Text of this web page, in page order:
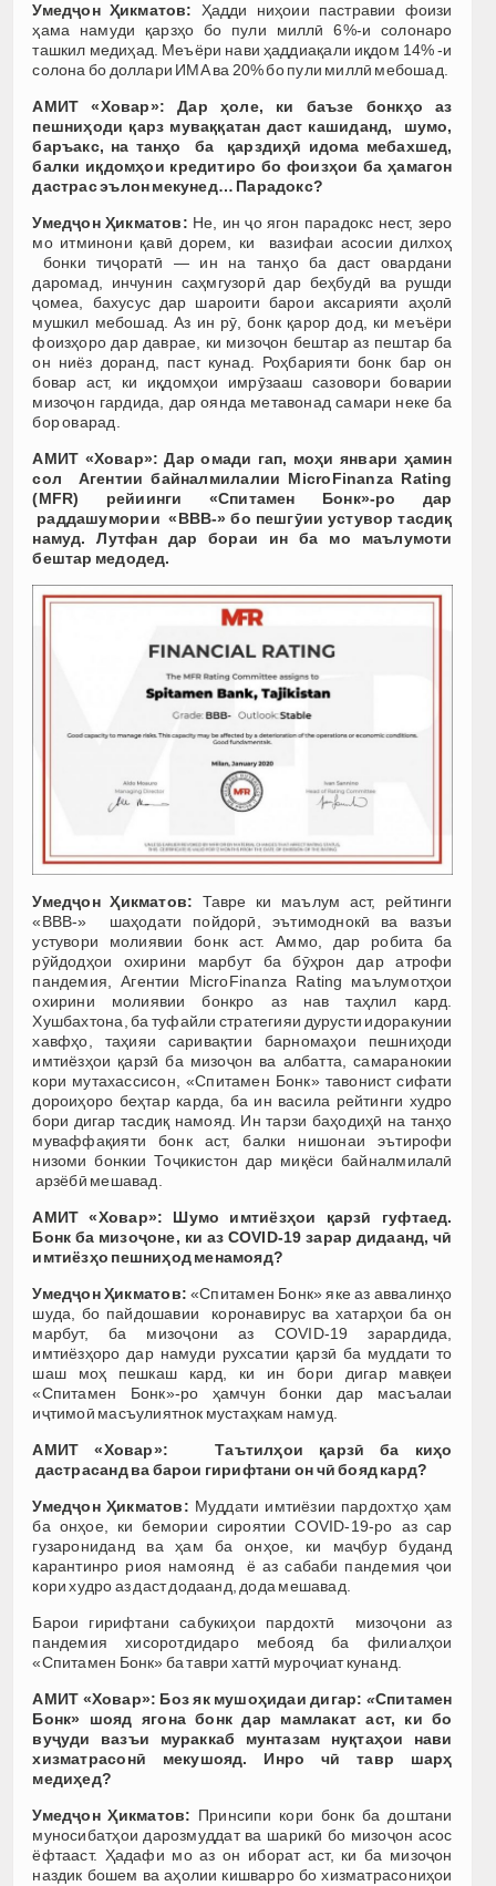
Умедҷон Ҳикматов:
Ҳадди ниҳоии пастравии фоизи
ҳама намуди қарзҳо бо пули миллӣ 6%-и солонаро
ташкил медиҳад. Меъёри нави ҳаддиақали иқдом 14% -и
солона бо доллари ИМА ва 20% бо пули миллӣ мебошад.
АМИТ «Ховар»: Дар ҳоле, ки баъзе бонкҳо аз
пешниҳоди қарз муваққатан даст кашиданд, шумо,
баръакс, на танҳо ба қарздиҳӣ идома мебахшед,
балки иқдомҳои кредитиро бо фоизҳои ба ҳамагон
дастрас эълон мекунед… Парадокс?
Умедҷон Ҳикматов: Не, ин ҷо ягон парадокс нест, зеро
мо итминони қавӣ дорем, ки вазифаи асосии дилхоҳ
бонки тиҷоратӣ — ин на танҳо ба даст овардани
даромад, инчунин саҳмгузорӣ дар беҳбудӣ ва рушди
ҷомеа, бахусус дар шароити барои аксарияти аҳолӣ
мушкил мебошад. Аз ин рӯ, бонк қарор дод, ки меъёри
фоизҳоро дар даврае, ки мизоҷон бештар аз пештар ба
он ниёз доранд, паст кунад. Роҳбарияти бонк бар он
бовар аст, ки иқдомҳои имрӯзааш сазовори боварии
мизоҷон гардида, дар оянда метавонад самари неке ба
бор оварад.
АМИТ «Ховар»: Дар омади гап, моҳи январи ҳамин
сол Агентии байналмилалии MicroFinanza Rating
(MFR) рейиинги «Спитамен Бонк»-ро дар
раддашумории «BBB-» бо пешгӯии устувор тасдиқ
намуд. Лутфан дар бораи ин ба мо маълумоти
бештар медодед.
Умедҷон Ҳикматов: Тавре ки маълум аст, рейтинги
«BBB-» шаҳодати пойдорӣ, эътимоднокӣ ва вазъи
устувори молиявии бонк аст. Аммо, дар робита ба
рӯйдодҳои охирини марбут ба бӯҳрон дар атрофи
пандемия, Агентии MicroFinanza Rating маълумотҳои
охирини молиявии бонкро аз нав таҳлил кард.
Хушбахтона, ба туфайли стратегияи дурусти идоракунии
хавфҳо, таҳияи саривақтии барномаҳои пешниҳоди
имтиёзҳои қарзӣ ба мизоҷон ва албатта, самаранокии
кори мутахассисон, «Спитамен Бонк» тавонист сифати
дороиҳоро беҳтар карда, ба ин васила рейтинги худро
бори дигар тасдиқ намояд. Ин тарзи баҳодиҳӣ на танҳо
муваффақияти бонк аст, балки нишонаи эътирофи
низоми бонкии Тоҷикистон дар миқёси байналмилалӣ
арзёбӣ мешавад.
АМИТ «Ховар»: Шумо имтиёзҳои қарзӣ гуфтаед.
Бонк ба мизоҷоне, ки аз COVID-19 зарар дидаанд, чӣ
имтиёзҳо пешниҳод менамояд?
Умедҷон Ҳикматов: «Спитамен Бонк» яке аз аввалинҳо
шуда, бо пайдошавии коронавирус ва хатарҳои ба он
марбут, ба мизоҷони аз COVID-19 зарардида,
имтиёзҳоро дар намуди рухсатии қарзӣ ба муддати то
шаш моҳ пешкаш кард, ки ин бори дигар мавқеи
«Спитамен Бонк»-ро ҳамчун бонки дар масъалаи
иҷтимоӣ масъулиятнок мустаҳкам намуд.
АМИТ «Ховар»: Таътилҳои қарзӣ ба киҳо
дастрасанд ва барои гирифтани он чӣ бояд кард?
Умедҷон Ҳикматов: Муддати имтиёзии пардохтҳо ҳам
ба онҳое, ки бемории сироятии COVID-19-ро аз сар
гузарониданд ва ҳам ба онҳое, ки маҷбур буданд
карантинро риоя намоянд ё аз сабаби пандемия ҷои
кори худро аз даст додаанд, дода мешавад.
Барои гирифтани сабукиҳои пардохтӣ мизоҷони аз
пандемия хисоротдидаро мебояд ба филиалҳои
«Спитамен Бонк» ба таври хаттӣ муроҷиат кунанд.
АМИТ «Ховар»: Боз як мушоҳидаи дигар: «Спитамен
Бонк» шояд ягона бонк дар мамлакат аст, ки бо
вуҷуди вазъи мураккаб мунтазам нуқтаҳои нави
хизматрасонӣ мекушояд. Инро чӣ тавр шарҳ
медиҳед?
Умедҷон Ҳикматов: Принсипи кори бонк ба доштани
муносибатҳои дарозмуддат ва шарикӣ бо мизоҷон асос
ёфтааст. Ҳадафи мо аз он иборат аст, ки ба мизоҷон
наздик бошем ва аҳолии кишварро бо хизматрасониҳои